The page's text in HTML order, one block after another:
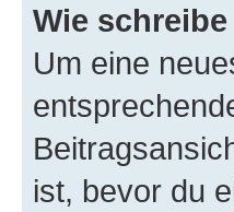
Wie
Um eine
ist, bevor du